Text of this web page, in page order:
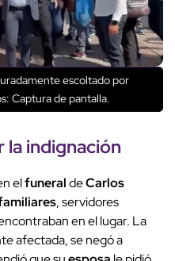
escoltado por
Captura de pantalla.
laindignación
elfuneraldeCarlos
, servidores
en el lugar. La
afectada, se negó a